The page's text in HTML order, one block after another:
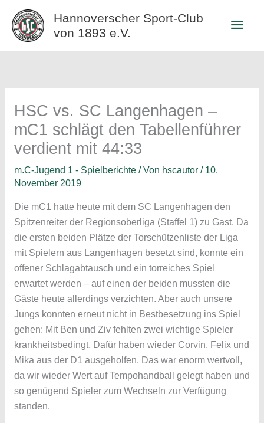
Inhalt
springen
Hannoverscher Sport-Club
von 1893 e.V.
HSC vs. SC Langenhagen –
mC1 schlägt den Tabellenführer
verdient mit 44:33
m.C-Jugend 1 - Spielberichte/ Von hscautor / 10.
November 2019
Die mC1 hatte heute mit dem SC Langenhagen den
Spitzenreiter der Regionsoberliga (Staffel 1) zu Gast. Da
die ersten beiden Plätze der Torschützenliste der Liga
mit Spielern aus Langenhagen besetzt sind, konnte ein
offener Schlagabtausch und ein torreiches Spiel
erwartet werden – auf einen der beiden mussten die
Gäste heute allerdings verzichten. Aber auch unsere
Jungs konnten erneut nicht in Bestbesetzung ins Spiel
gehen: Mit Ben und Ziv fehlten zwei wichtige Spieler
krankheitsbedingt. Dafür haben wieder Corvin, Felix und
Mika aus der D1 ausgeholfen. Das war enorm wertvoll,
da wir wieder Wert auf Tempohandball gelegt haben und
so genügend Spieler zum Wechseln zur Verfügung
standen.